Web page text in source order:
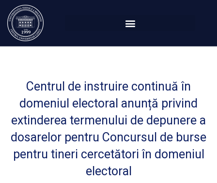
Перейти
содержимому
Centrul de instruire continuă în
domeniul electoral anunță privind
extinderea termenului de depunere a
dosarelor pentru Concursul de burse
pentru tineri cercetători în domeniul
electoral